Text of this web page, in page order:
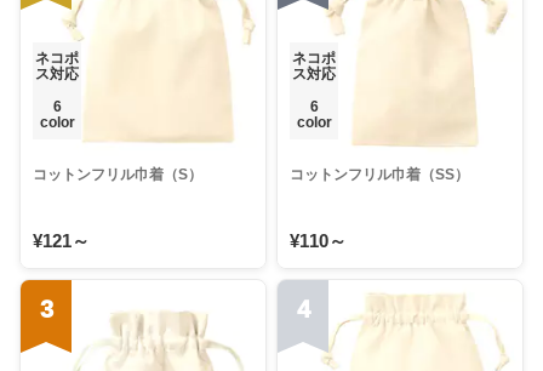
ネコポ
ス対応
6
color
コットンフリル巾着（S）
¥121～
ネコポ
ス対応
6
color
コットンフリル巾着（SS）
¥110～
3 4